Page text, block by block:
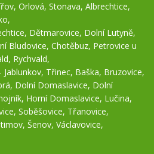
, Orlová, Stonava, Albrechtice,
,
, Dětmarovice, Dolní Lutyně,
Bludovice, Chotěbuz, Petrovice u
, Rychvald,
- Jablunkov, Třinec, Baška, Bruzovice,
, Dolní Domaslavice, Dolní
, Horní Domaslavice, Lučina,
, Soběšovice, Třanovice,
, Šenov, Václavovice,